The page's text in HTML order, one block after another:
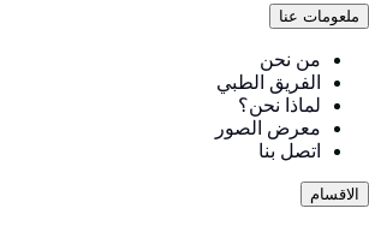
ملعومات عنا
من نحن
الفريق الطبي
لماذا نحن؟
معرض الصور
اتصل بنا
الاقسام